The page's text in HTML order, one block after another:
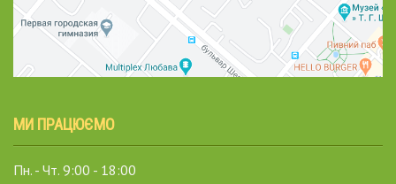
МИ ПРАЦЮЄМО
Пн. - Чт. 9:00 - 18:00